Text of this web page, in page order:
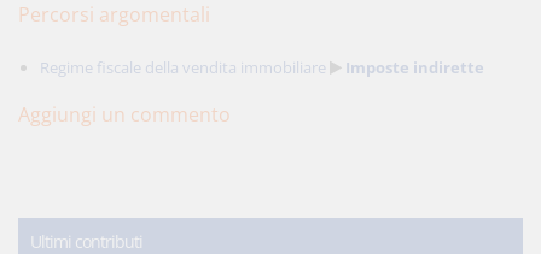
Percorsi argomentali
Regime fiscale della vendita immobiliare Imposte indirette
Aggiungi un commento
Ultimi contributi